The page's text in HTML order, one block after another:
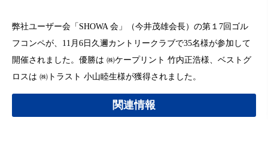
弊社ユーザー会「SHOWA 会」（今井茂雄会長）の第１7回ゴル
フコンペが、11月6日久邇カントリークラブで35名様が参加して
開催されました。優勝は ㈱ケープリント 竹内正浩様、ベストグ
ロスは ㈱トラスト 小山睦生様が獲得されました。
関連情報